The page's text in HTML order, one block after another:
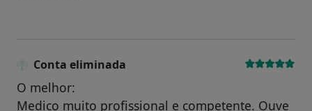
Conta eliminada
O melhor:
Medico muito profissional e competente. Ouve